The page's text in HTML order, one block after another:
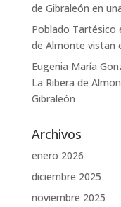
de Gibraleón en
Poblado Tartésico
de Almonte vistan
Eugenia María
La Ribera de
Gibraleón
Archivos
enero 2026
diciembre 2025
noviembre 2025